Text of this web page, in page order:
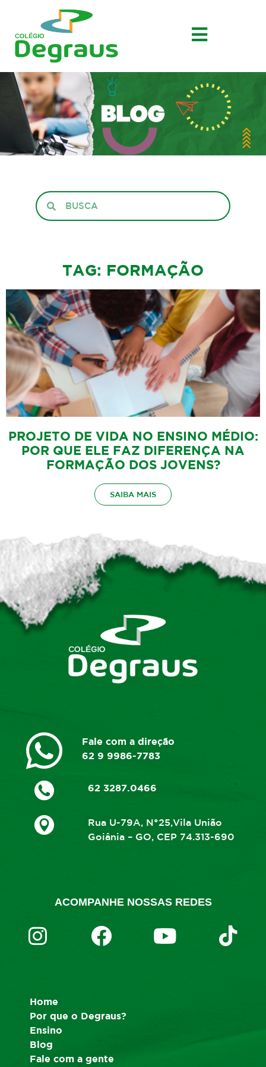
TAG: FORMAÇÃO
PROJETO DE VIDA NO ENSINO MÉDIO:
POR QUE ELE FAZ DIFERENÇA NA
FORMAÇÃO DOS JOVENS?
SAIBA MAIS
Fale com a direção
62 9 9986-7783
62 3287.0466
Rua U-79A, N°25,Vila União
Goiânia – GO, CEP 74.313-690
ACOMPANHE NOSSAS REDES
Home
Por que o Degraus?
Ensino
Blog
Fale com a gente